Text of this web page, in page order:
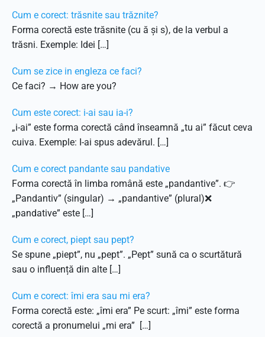
Cum e corect: trăsnite sau trăznite?
Forma corectă este trăsnite (cu ă și s), de la verbul a
trăsni. Exemple: Idei […]
Cum se zice in engleza ce faci?
Ce faci? → How are you?
Cum este corect: i-ai sau ia-i?
„i-ai” este forma corectă când înseamnă „tu ai” făcut ceva
cuiva. Exemple: I-ai spus adevărul. […]
Cum e corect pandante sau pandative
Forma corectă în limba română este „pandantive”. 👉
„Pandantiv” (singular) → „pandantive” (plural)❌
„pandative” este […]
Cum e corect, piept sau pept?
Se spune „piept”, nu „pept”. „Pept” sună ca o scurtătură
sau o influență din alte […]
Cum e corect: îmi era sau mi era?
Forma corectă este: „îmi era” Pe scurt: „îmi” este forma
corectă a pronumelui „mi era” […]